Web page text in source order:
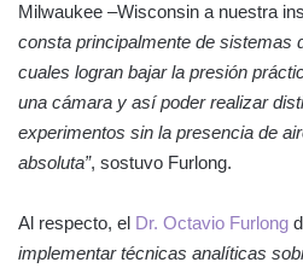
Milwaukee –Wisconsin a nuestra
consta principalmente de sistemas
cuales logran bajar la presión
una cámara y así poder realizar
experimentos sin la presencia de
absoluta”, sostuvo Furlong.
Al respecto, el Dr. Octavio Furlong
implementar técnicas analíticas